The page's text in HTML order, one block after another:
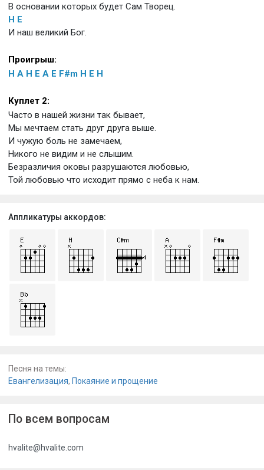
В основании которых будет Сам Творец.
H E
И наш великий Бог.
Проигрыш:
H A H E A E F#m H E H
Куплет 2:
Часто в нашей жизни так бывает,
Мы мечтаем стать друг друга выше.
И чужую боль не замечаем,
Никого не видим и не слышим.
Безразличия оковы разрушаются любовью,
Той любовью что исходит прямо с неба к нам.
Аппликатуры аккордов:
Песня на темы:
Евангелизация, Покаяние и прощение
По всем вопросам
hvalite@hvalite.com